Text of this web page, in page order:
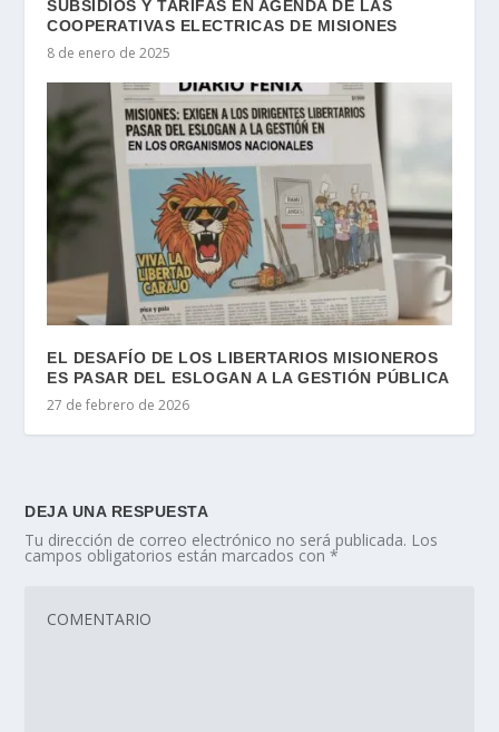
SUBSIDIOS Y TARIFAS EN AGENDA DE LAS
COOPERATIVAS ELECTRICAS DE MISIONES
8 de enero de 2025
EL DESAFÍO DE LOS LIBERTARIOS MISIONEROS
ES PASAR DEL ESLOGAN A LA GESTIÓN PÚBLICA
27 de febrero de 2026
DEJA UNA RESPUESTA
Tu dirección de correo electrónico no será publicada. Los
campos obligatorios están marcados con*